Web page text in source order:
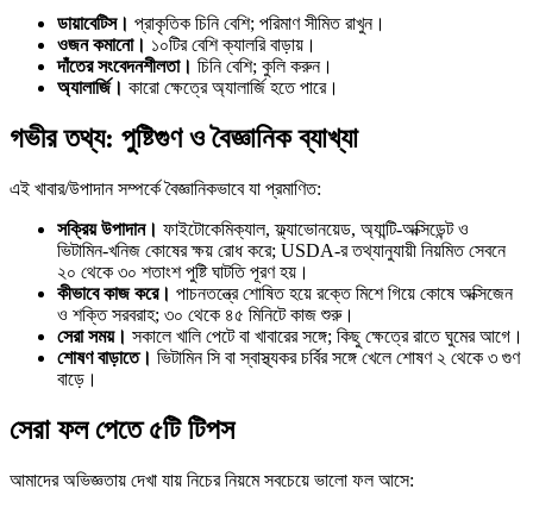
ডায়াবেটিস। প্রাকৃতিক চিনি বেশি; পরিমাণ সীমিত রাখুন।
ওজন কমানো। ১০টির বেশি ক্যালরি বাড়ায়।
দাঁতের সংবেদনশীলতা। চিনি বেশি; কুলি করুন।
অ্যালার্জি। কারো ক্ষেত্রে অ্যালার্জি হতে পারে।
গভীর তথ্য: পুষ্টিগুণ ও বৈজ্ঞানিক ব্যাখ্যা
এই খাবার/উপাদান সম্পর্কে বৈজ্ঞানিকভাবে যা প্রমাণিত:
সক্রিয় উপাদান। ফাইটোকেমিক্যাল, ফ্ল্যাভোনয়েড, অ্যান্টি-অক্সিডেন্ট ও
ভিটামিন-খনিজ কোষের ক্ষয় রোধ করে; USDA-র তথ্যানুযায়ী নিয়মিত সেবনে
২০ থেকে ৩০ শতাংশ পুষ্টি ঘাটতি পূরণ হয়।
কীভাবে কাজ করে। পাচনতন্ত্রে শোষিত হয়ে রক্তে মিশে গিয়ে কোষে অক্সিজেন
ও শক্তি সরবরাহ; ৩০ থেকে ৪৫ মিনিটে কাজ শুরু।
সেরা সময়। সকালে খালি পেটে বা খাবারের সঙ্গে; কিছু ক্ষেত্রে রাতে ঘুমের আগে।
শোষণ বাড়াতে। ভিটামিন সি বা স্বাস্থ্যকর চর্বির সঙ্গে খেলে শোষণ ২ থেকে ৩ গুণ
বাড়ে।
সেরা ফল পেতে ৫টি টিপস
আমাদের অভিজ্ঞতায় দেখা যায় নিচের নিয়মে সবচেয়ে ভালো ফল আসে: